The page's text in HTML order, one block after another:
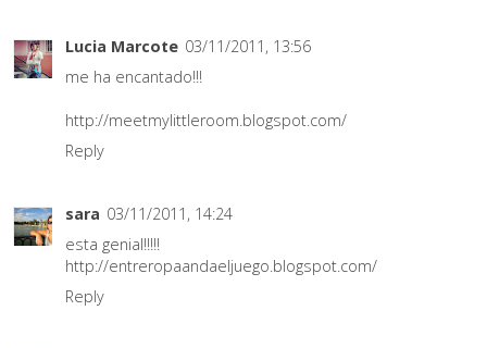
Lucia Marcote 03/11/2011, 13:56
me ha encantado!!!
http://meetmylittleroom.blogspot.com/
Reply
sara 03/11/2011, 14:24
esta genial!!!!!
http://entreropaandaeljuego.blogspot.com/
Reply